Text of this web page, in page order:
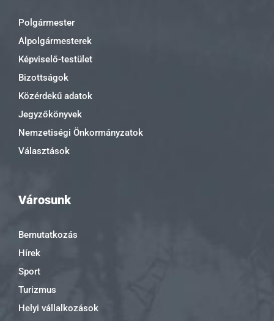
Polgármester
Alpolgármesterek
Képviselő-testület
Bizottságok
Közérdekű adatok
Jegyzőkönyvek
Nemzetiségi Önkormányzatok
Választások
Városunk
Bemutatkozás
Hírek
Sport
Turizmus
Helyi vállalkozások